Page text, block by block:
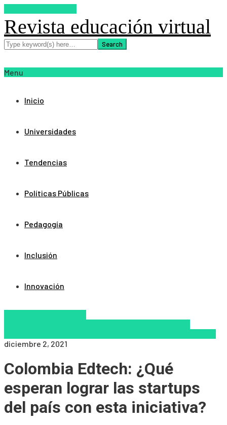
Revista educación virtual
Menu
Inicio
Universidades
Tendencias
Políticas Públicas
Pedagogía
Inclusión
Innovación
diciembre 2, 2021
Colombia Edtech: ¿Qué
esperan lograr las startups
del país con esta iniciativa?